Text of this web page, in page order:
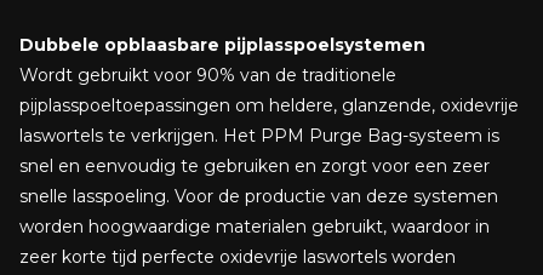
Dubbele opblaasbare pijplasspoelsystemen
Wordt gebruikt voor 90% van de traditionele
pijplasspoeltoepassingen om heldere, glanzende, oxidevrije
laswortels te verkrijgen. Het PPM Purge Bag-systeem is
snel en eenvoudig te gebruiken en zorgt voor een zeer
snelle lasspoeling. Voor de productie van deze systemen
worden hoogwaardige materialen gebruikt, waardoor in
zeer korte tijd perfecte oxidevrije laswortels worden